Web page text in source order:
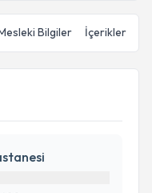
Bilgiler İçerikler